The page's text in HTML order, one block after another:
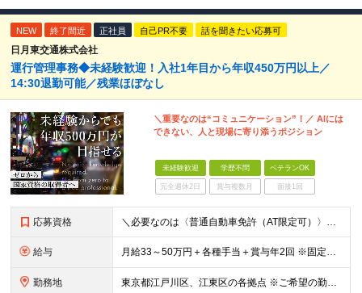
NEW 終了間近 正社員 自己PR不要 話を聞きたい応募可
日月東交通株式会社
運行管理事務◆未経験歓迎！入社1年目から年収450万円以上／
14:30退勤可能／残業ほぼなし
＼重要なのは“コミュニケーション”！／ AIには
できない、人と現場に寄り添うポジション
未経験歓迎 学歴不問 ベテランOK
完全週休2日 賞与複数月 面接1回
応募資格 ＼必要なのは〈普通自動車免許（AT限定可）〉のみ／ ■未経験歓迎 ■学歴不問 ■第二新卒・ブランクOK ＼異職種からの転職者が多数活躍しています／ ■ドライバー…タクシー／ハイヤー／バスなど ■店舗
給与 月給33～50万円＋各種手当＋賞与年2回 ※固定残業代（59,400円～90,000円／30時間分）を含みます。 ※超過分は別途全額支給いたします。 ※経験・年齢・スキルなどを考慮し、当社規程により
勤務地 東京都江戸川区、江東区の各拠点 ※ご希望の勤務地を考慮 ※車・バイク通勤OK（拠点による） ※社用車貸与（規程あり）